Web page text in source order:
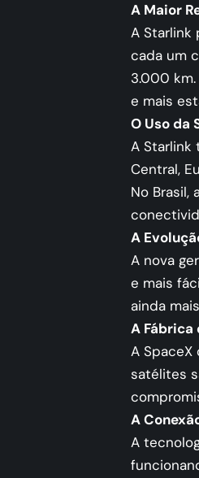
A Maior
A Starlink
cada um
3.000
e mais
O Uso da
A Starlink
Central,
No Brasil,
A
A nova
e mais
ainda
A Fábrica
A SpaceX
satélites
A
A